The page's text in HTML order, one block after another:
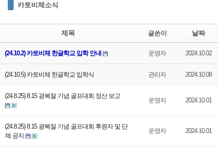
카토비체소식
제목 글쓴이 날짜
(24.10.2) 카토비체 한글학교 입학 안내 운영자 2024.10.02
(24.10.5) 카토비체 한글학교 입학식 관리자 2024.10.08
(24.8.25) 8.15 광복절 기념 골프대회 정산 보고
운영자 2024.10.01
(24.8.25) 8.15 광복절 기념 골프대회 후원자 및 단
체 공지
운영자 2024.10.01